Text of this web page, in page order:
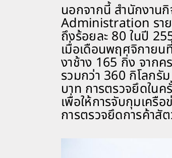
นอกจากนี้ สำนักงาน
Administration ราย
ถึงร้อยละ 80 ในปี
เมื่อเดือนพฤศจิกายน
งาช้าง 165 กิ่ง จาก
รวมกว่า 360 กิโลกรั
บาท การตรวจยึดใน
เพื่อให้การจับกุมเครื
การตรวจยึดการค้าสั